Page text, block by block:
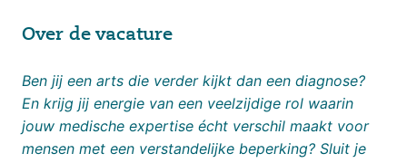
Over de vacature
Ben jij een arts die verder kijkt dan een diagnose?
En krijg jij energie van een veelzijdige rol waarin
jouw medische expertise écht verschil maakt voor
mensen met een verstandelijke beperking? Sluit je